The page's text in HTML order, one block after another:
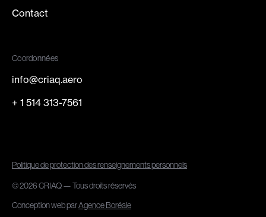
Contact
Coordonnées
info@criaq.aero
+ 1 514 313-7561
Politique de protection des renseignements personnels
© 2026 CRIAQ — Tous droits réservés
Conception web parAgence Boréale